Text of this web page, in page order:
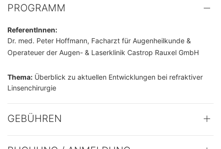
PROGRAMM
ReferentInnen:
Dr. med. Peter Hoffmann, Facharzt für Augenheilkunde &
Operateuer der Augen- & Laserklinik Castrop Rauxel GmbH
Thema: Überblick zu aktuellen Entwicklungen bei refraktiver
Linsenchirurgie
GEBÜHREN